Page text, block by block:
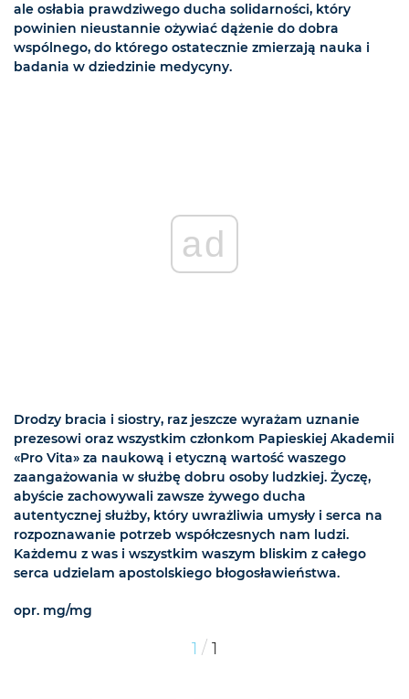
ale osłabia prawdziwego ducha solidarności, który
powinien nieustannie ożywiać dążenie do dobra
wspólnego, do którego ostatecznie zmierzają nauka i
badania w dziedzinie medycyny.
ad
Drodzy bracia i siostry, raz jeszcze wyrażam uznanie
prezesowi oraz wszystkim członkom Papieskiej Akademii
«Pro Vita» za naukową i etyczną wartość waszego
zaangażowania w służbę dobru osoby ludzkiej. Życzę,
abyście zachowywali zawsze żywego ducha
autentycznej służby, który uwrażliwia umysły i serca na
rozpoznawanie potrzeb współczesnych nam ludzi.
Każdemu z was i wszystkim waszym bliskim z całego
serca udzielam apostolskiego błogosławieństwa.
opr. mg/mg
1 / 1